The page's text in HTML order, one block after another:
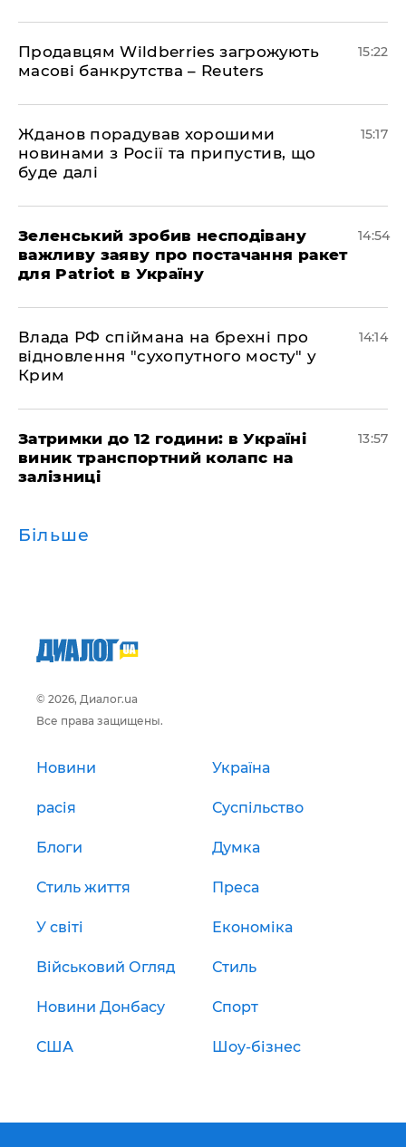
Продавцям Wildberries загрожують
масові банкрутства – Reuters
15:22
Жданов порадував хорошими
новинами з Росії та припустив, що
буде далі
15:17
Зеленський зробив несподівану
важливу заяву про постачання ракет
для Patriot в Україну
14:54
Влада РФ спіймана на брехні про
відновлення "сухопутного мосту" у
Крим
14:14
Затримки до 12 години: в Україні
виник транспортний колапс на
залізниці
13:57
Більше
© 2026, Диалог.ua
Все права защищены.
Новини Україна
расія Суспільство
Блоги Думка
Стиль життя Преса
У світі Економіка
Військовий Огляд Стиль
Новини Донбасу Спорт
США Шоу-бізнес